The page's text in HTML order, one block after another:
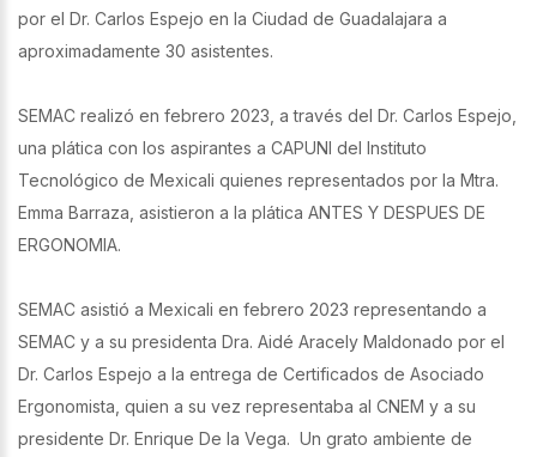
por el Dr. Carlos Espejo en la Ciudad de Guadalajara a
aproximadamente 30 asistentes.
SEMAC realizó en febrero 2023, a través del Dr. Carlos Espejo,
una plática con los aspirantes a CAPUNI del Instituto
Tecnológico de Mexicali quienes representados por la Mtra.
Emma Barraza, asistieron a la plática ANTES Y DESPUES DE
ERGONOMIA.
SEMAC asistió a Mexicali en febrero 2023 representando a
SEMAC y a su presidenta Dra. Aidé Aracely Maldonado por el
Dr. Carlos Espejo a la entrega de Certificados de Asociado
Ergonomista, quien a su vez representaba al CNEM y a su
presidente Dr. Enrique De la Vega. Un grato ambiente de